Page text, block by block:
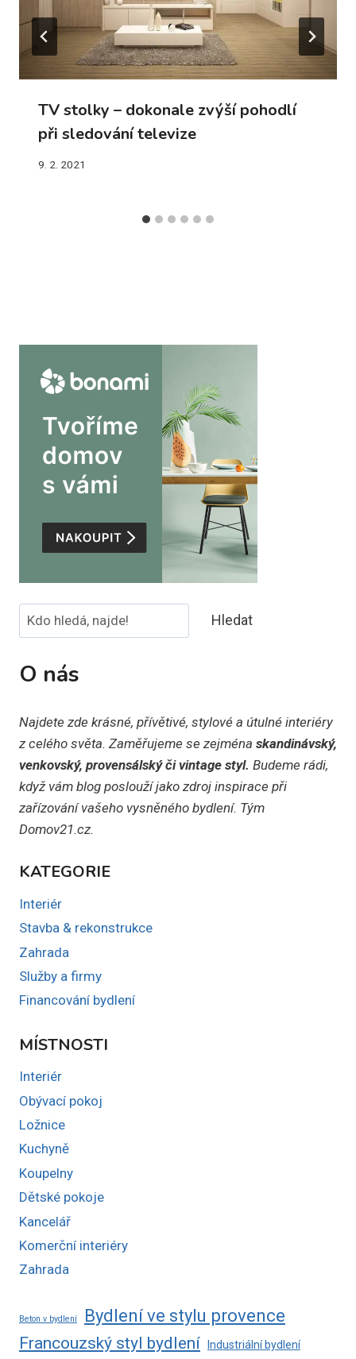
TV stolky – dokonale zvýší pohodlí
při sledování televize
9. 2. 2021
Hledat Hledat
O nás
Najdete zde krásné, přívětivé, stylové a útulné interiéry
z celého světa. Zaměřujeme se zejména skandinávský,
venkovský, provensálský či vintage styl. Budeme rádi,
když vám blog poslouží jako zdroj inspirace při
zařízování vašeho vysněného bydlení. Tým
Domov21.cz.
KATEGORIE
Interiér
Stavba & rekonstrukce
Zahrada
Služby a firmy
Financování bydlení
MÍSTNOSTI
Interiér
Obývací pokoj
Ložnice
Kuchyně
Koupelny
Dětské pokoje
Kancelář
Komerční interiéry
Zahrada
Beton v bydlení
Bydlení ve stylu provence
Francouzský styl bydlení
Industriální bydlení